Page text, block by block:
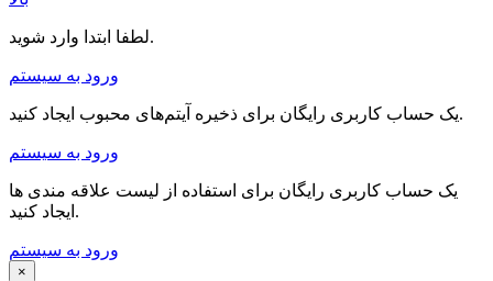
لطفا ابتدا وارد شوید.
ورود به سیستم
یک حساب کاربری رایگان برای ذخیره آیتم‌های محبوب ایجاد کنید.
ورود به سیستم
یک حساب کاربری رایگان برای استفاده از لیست علاقه مندی ها
ایجاد کنید.
ورود به سیستم
×